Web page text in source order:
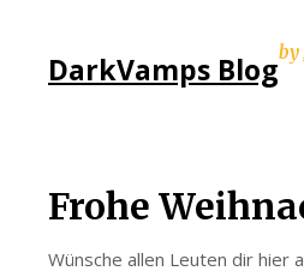
DarkVamps Blog
Frohe
by
Wünsche allen Leuten dir hier